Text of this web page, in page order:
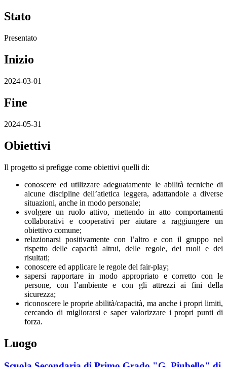
Stato
Presentato
Inizio
2024-03-01
Fine
2024-05-31
Obiettivi
Il progetto si prefigge come obiettivi quelli di:
conoscere ed utilizzare adeguatamente le abilità tecniche di
alcune discipline dell’atletica leggera, adattandole a diverse
situazioni, anche in modo personale;
svolgere un ruolo attivo, mettendo in atto comportamenti
collaborativi e cooperativi per aiutare a raggiungere un
obiettivo comune;
relazionarsi positivamente con l’altro e con il gruppo nel
rispetto delle capacità altrui, delle regole, dei ruoli e dei
risultati;
conoscere ed applicare le regole del fair-play;
sapersi rapportare in modo appropriato e corretto con le
persone, con l’ambiente e con gli attrezzi ai fini della
sicurezza;
riconoscere le proprie abilità/capacità, ma anche i propri limiti,
cercando di migliorarsi e saper valorizzare i propri punti di
forza.
Luogo